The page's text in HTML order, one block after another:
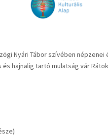
Nyári Tábor szívében
hajnalig tartó mulatság vár